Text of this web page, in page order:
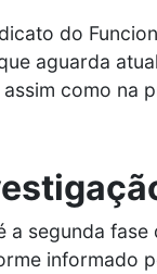
do
aguarda
assim como na
a segunda fase
informado